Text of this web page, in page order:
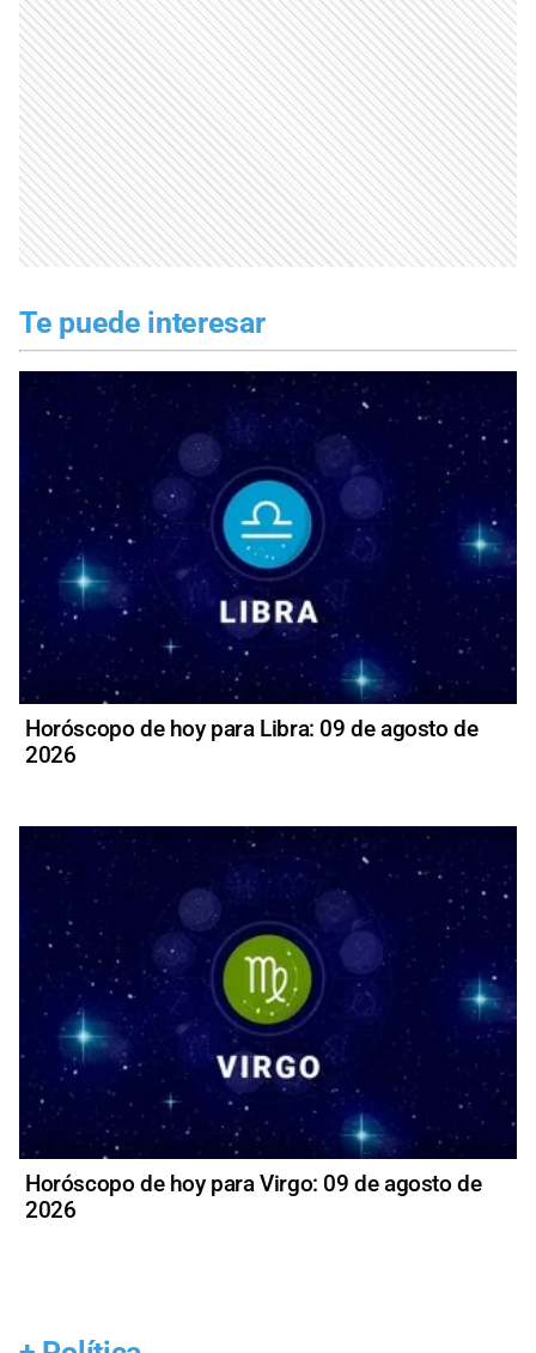
Te puede interesar
Horóscopo de hoy para Libra: 09 de agosto de
2026
Horóscopo de hoy para Virgo: 09 de agosto de
2026